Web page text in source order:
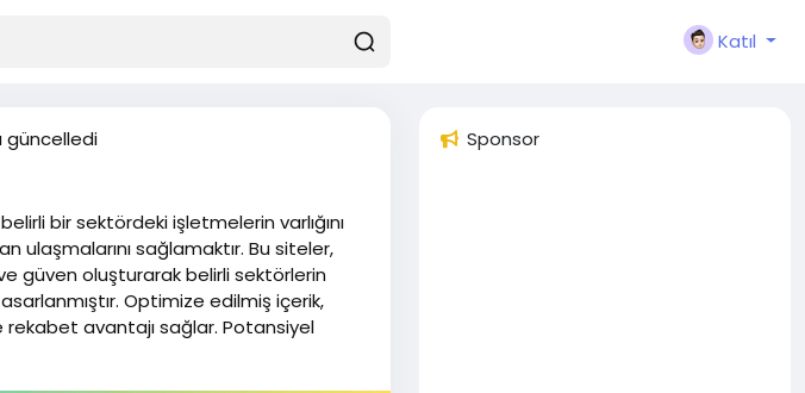
Katıl
güncelledi
bir sektördeki işletmelerin varlığını
sağlamaktır. Bu siteler,
güven oluşturarak belirli sektörlerin
Optimize edilmiş içerik,
rekabet avantajı sağlar. Potansiyel
satış sürecini hızlandırır. Bloglar,
Sponsor